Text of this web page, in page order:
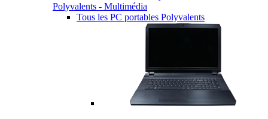
Polyvalents - Multimédia
Tous les PC portables Polyvalents